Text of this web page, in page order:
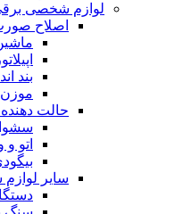
لوازم شخصی
اصلاح
اپیلاتور
بند
موزن
حالت
اتو و
سایر